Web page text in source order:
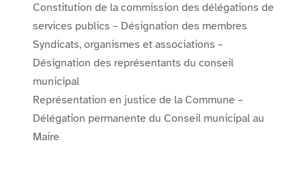
Constitution de la commission des délégations de
services publics – Désignation des membres
Syndicats, organismes et associations –
Désignation des représentants du conseil
municipal
Représentation en justice de la Commune –
Délégation permanente du Conseil municipal au
Maire